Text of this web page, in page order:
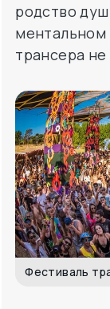
родство
ментальном
трансера
Фестиваль